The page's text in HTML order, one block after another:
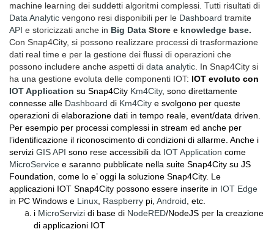
machine learning dei suddetti algoritmi complessi. Tutti risultati di
Data Analytic vengono resi disponibili per le Dashboard tramite
API e storicizzati anche in Big Data Store e knowledge base.
Con Snap4City, si possono realizzare processi di trasformazione
dati real time e per la gestione dei flussi di operazioni che
possono includere anche aspetti di data analytic . In Snap4City si
ha una gestione evoluta delle componenti IOT: IOT evoluto con
IOT Application su Snap4City Km4City, sono direttamente
connesse alle Dashboard di Km4City e svolgono per queste
operazioni di elaborazione dati in tempo reale, event/data driven.
Per esempio per processi complessi in stream ed anche per
l’identificazione il riconoscimento di condizioni di allarme. Anche i
servizi GISAPI sono rese accessibili da IOT Application come
MicroService e saranno pubblicate nella suite Snap4City su JS
Foundation, come lo e’ oggi la soluzione Snap4City. Le
applicazioni IOT Snap4City possono essere inserite in IOT Edge
in PC Windows e Linux Raspberry pi, Android , etc.
i MicroServizi di base di NodeRED/NodeJS per la creazione
di applicazioni IOT